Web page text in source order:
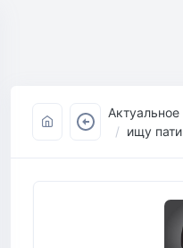
Актуальное
ищу пати